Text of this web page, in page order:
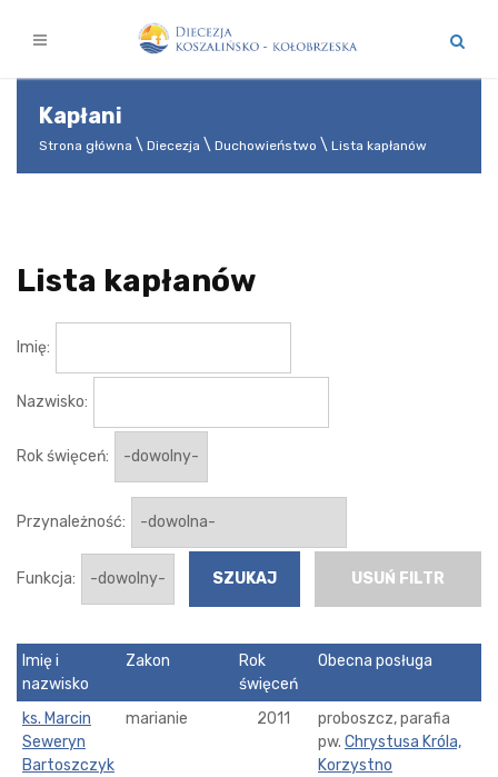
Kapłani
Strona główna Diecezja Duchowieństwo Lista kapłanów
Lista kapłanów
Imię:
Nazwisko:
Rok święceń:
Przynależność:
Funkcja: USUŃ FILTR
Imię i
nazwisko
Zakon
Rok
święceń
Obecna posługa
ks. Marcin
Seweryn
Bartoszczyk
marianie 2011
proboszcz, parafia
pw. Chrystusa Króla,
Korzystno